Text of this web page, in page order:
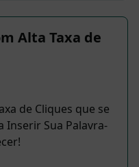
Alta Taxa de
de Cliques que se
Inserir Sua Palavra-